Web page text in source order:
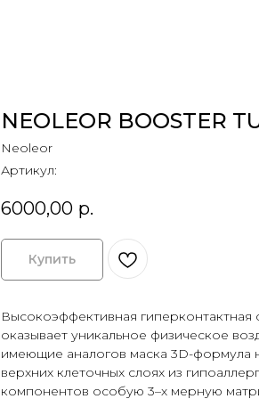
NEOLEOR BOOSTER
Neoleor
Артикул:
6000,00 р.
Купить
Высокоэффективная гиперконтактная
оказывает уникальное физическое
имеющие аналогов маска 3D-формула
верхних клеточных слоях из
компонентов особую 3–х мерную